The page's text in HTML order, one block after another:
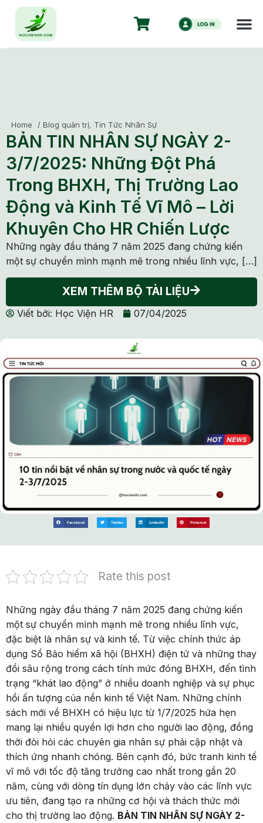
Home / Blog quản trị, Tin Tức Nhân Sự
BẢN TIN NHÂN SỰ NGÀY 2-
3/7/2025: Những Đột Phá
Trong BHXH, Thị Trường Lao
Động và Kinh Tế Vĩ Mô – Lời
Khuyên Cho HR Chiến Lược
Những ngày đầu tháng 7 năm 2025 đang chứng kiến
một sự chuyển mình mạnh mẽ trong nhiều lĩnh vực, […]
XEM THÊM BỘ TÀI LIỆU
Viết bởi: Học Viện HR 07/04/2025
Facebook Twitter LinkedIn Pinterest
Rate this post
Những ngày đầu tháng 7 năm 2025 đang chứng kiến
một sự chuyển mình mạnh mẽ trong nhiều lĩnh vực,
đặc biệt là nhân sự và kinh tế. Từ việc chính thức áp
dụng Sổ Bảo hiểm xã hội (BHXH) điện tử và những thay
đổi sâu rộng trong cách tính mức đóng BHXH, đến tình
trạng “khát lao động” ở nhiều doanh nghiệp và sự phục
hồi ấn tượng của nền kinh tế Việt Nam. Những chính
sách mới về BHXH có hiệu lực từ 1/7/2025 hứa hẹn
mang lại nhiều quyền lợi hơn cho người lao động, đồng
thời đòi hỏi các chuyên gia nhân sự phải cập nhật và
thích ứng nhanh chóng. Bên cạnh đó, bức tranh kinh tế
vĩ mô với tốc độ tăng trưởng cao nhất trong gần 20
năm, cùng với dòng tín dụng lớn chảy vào các lĩnh vực
ưu tiên, đang tạo ra những cơ hội và thách thức mới
cho thị trường lao động. BẢN TIN NHÂN SỰ NGÀY 2-